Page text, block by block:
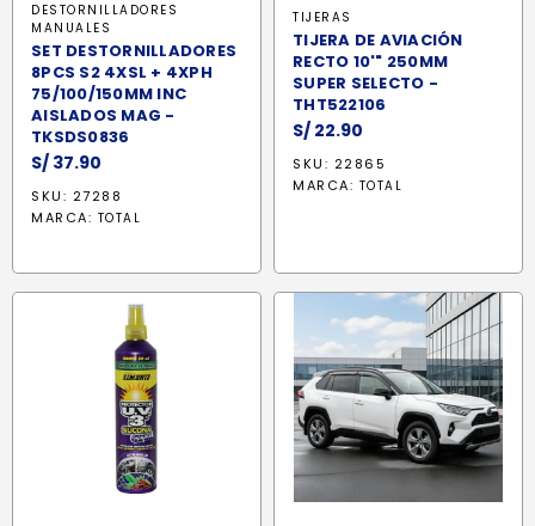
DESTORNILLADORES
MANUALES
SET DESTORNILLADORES
8PCS S2 4XSL + 4XPH
75/100/150MM INC
AISLADOS MAG -
TKSDS0836
S/ 37.90
SKU: 27288
MARCA: TOTAL
TIJERAS
TIJERA DE AVIACIÓN
RECTO 10'" 250MM
SUPER SELECTO -
THT522106
S/ 22.90
SKU: 22865
MARCA: TOTAL